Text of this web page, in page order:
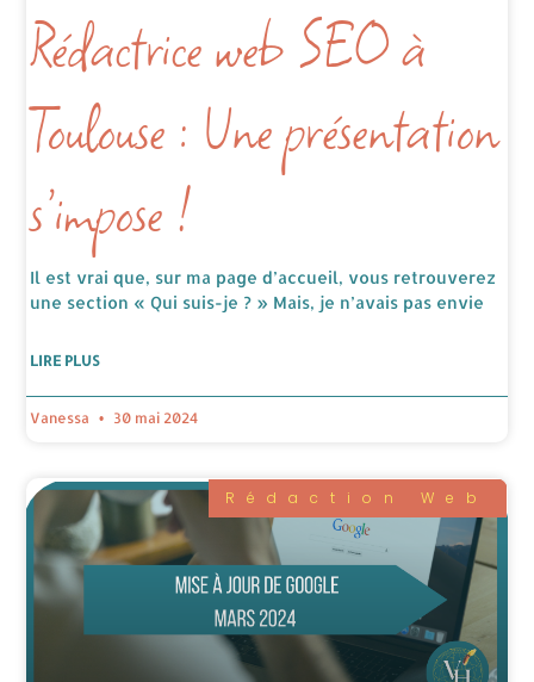
Rédactrice web SEO à
Toulouse : Une présentation
s’impose !
Il est vrai que, sur ma page d’accueil, vous retrouverez
une section « Qui suis-je ? » Mais, je n’avais pas envie
LIRE PLUS
Vanessa 30 mai 2024
Rédaction Web